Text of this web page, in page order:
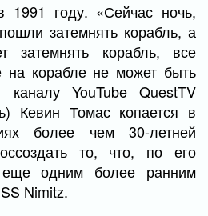
году. «Сейчас ночь,
затемнять корабль, а
затемнять корабль, все
на корабле не может быть
YouTube QuestTV
Кевин Томас копается в
более чем 30-летней
то, что, по его
одним более ранним
Nimitz.